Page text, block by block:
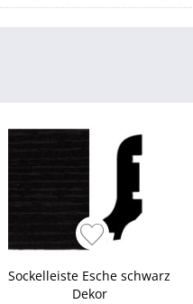
Sockelleiste Esche schwarz
Dekor